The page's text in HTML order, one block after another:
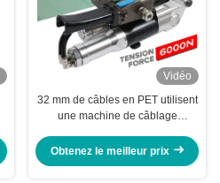
Vidéo
32 mm de câbles en PET utilisent
une machine de câblage
puissance
Obtenez le meilleur prix